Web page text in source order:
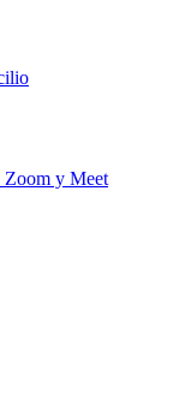
Zoom y Meet